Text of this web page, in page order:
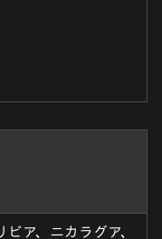
ア、ニカラグア、